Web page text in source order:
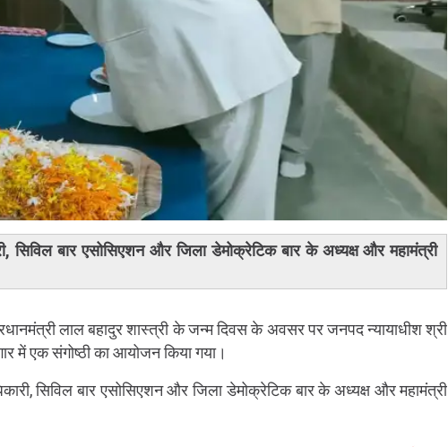
सिविल बार एसोसिएशन और जिला डेमोक्रेटिक बार के अध्यक्ष और महामंत्री
लाल बहादुर शास्त्री के जन्म दिवस के अवसर पर जनपद न्यायाधीश श्री
में एक संगोष्ठी का आयोजन किया गया।
सिविल बार एसोसिएशन और जिला डेमोक्रेटिक बार के अध्यक्ष और महामंत्री